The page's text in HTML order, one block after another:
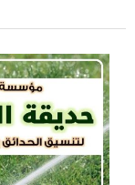
تركيب
شبكات
الري
بالرياض
|